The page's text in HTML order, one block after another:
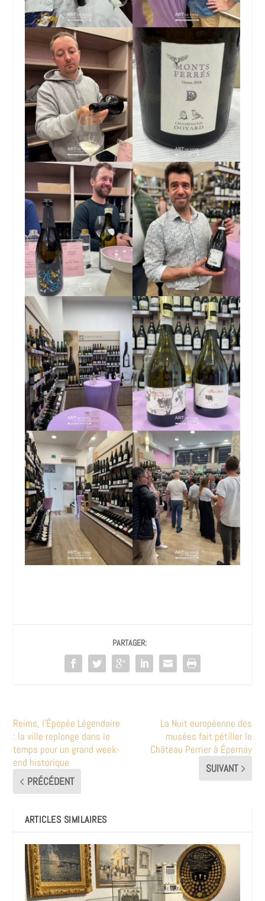
PARTAGER:
Reims, l’Épopée Légendaire
: la ville replonge dans le
temps pour un grand week-
end historique
PRÉCÉDENT
La Nuit européenne des
musées fait pétiller le
Château Perrier à Épernay
SUIVANT
ARTICLES SIMILAIRES